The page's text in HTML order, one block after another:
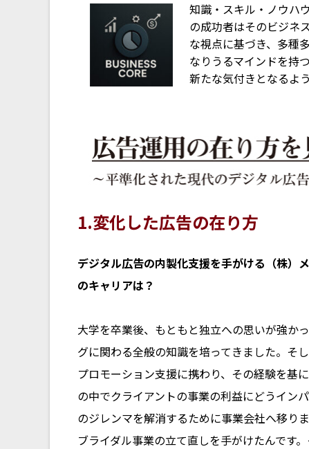
知識・スキル・ノウハ
の成功者はそのビジネ
な視点に基づき、多種
なりうるマインドを持
新たな気付きとなるよ
1.変化した広告の在り方
――デジタル広告の内製化支援を手がける（株
のキャリアは？
大学を卒業後、もともと独立への思いが強か
グに関わる全般の知識を培ってきました。そ
プロモーション支援に携わり、その経験を基
の中でクライアントの事業の利益にどうイン
のジレンマを解消するために事業会社へ移り
ブライダル事業の立て直しを手がけたんです